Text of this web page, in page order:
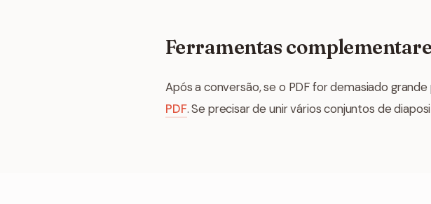
Ferramentas
Após a conversão, se o PDF for demasiado
PDF. Se precisar de unir vários conjuntos de